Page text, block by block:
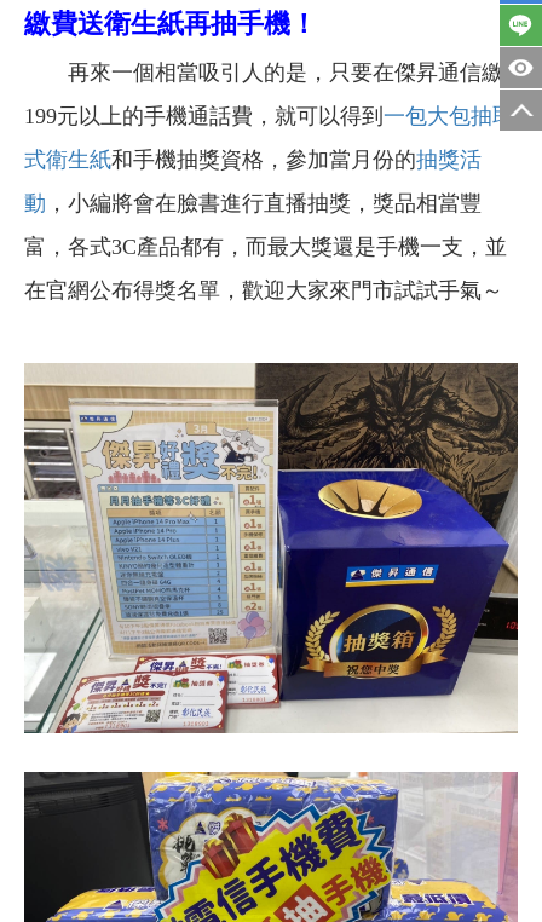
繳費送衛生紙再抽手機！
再來一個相當吸引人的是，只要在傑昇通信繳
199元以上的手機通話費，就可以得到 一包大包抽取
式衛生紙和手機抽獎資格，參加當月份的抽獎活
動 ，小編將會在臉書進行直播抽獎，獎品相當豐
富，各式3C產品都有，而最大獎還是手機一支，並
在官網公布得獎名單，歡迎大家來門市試試手氣～